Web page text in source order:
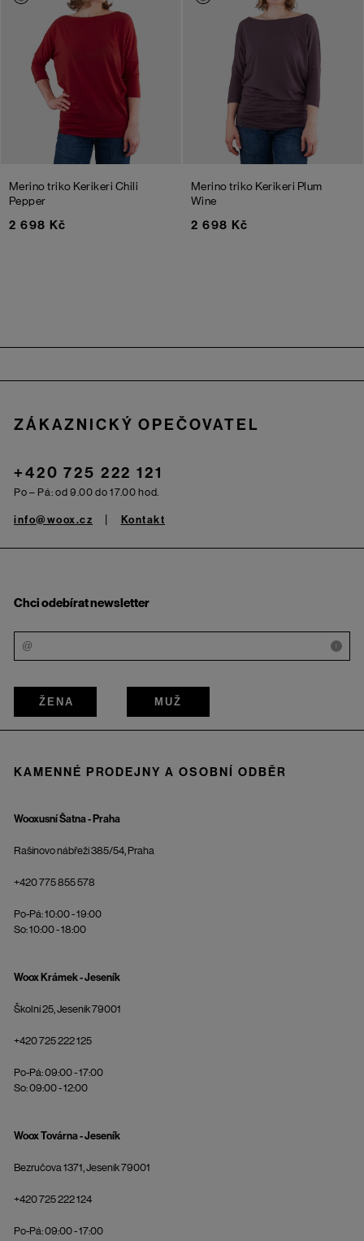
Merino triko Kerikeri Chili
Pepper
2 698 Kč
Merino triko Kerikeri Plum
Wine
2 698 Kč
ZÁKAZNICKÝ OPEČOVATEL
+420 725 222 121
Po – Pá: od 9.00 do 17.00 hod.
info@woox.cz Kontakt
Chci odebírat newsletter
i
ŽENA MUŽ
KAMENNÉ PRODEJNY A OSOBNÍ ODBĚR
Wooxusní Šatna - Praha
Rašínovo nábřeží 385/54, Praha
+420 775 855 578
Po-Pá: 10:00 - 19:00
So: 10:00 - 18:00
Woox Krámek - Jeseník
Školní 25, Jeseník 79001
+420 725 222 125
Po-Pá: 09:00 - 17:00
So: 09:00 - 12:00
Woox Továrna - Jeseník
Bezručova 1371, Jeseník 79001
+420 725 222 124
Po-Pá: 09:00 - 17:00